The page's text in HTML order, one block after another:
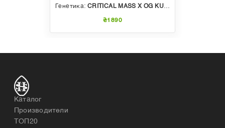
Генетика: CRITICAL MASS X OG KUSH
₴1890
Каталог
Производители
ТОП20